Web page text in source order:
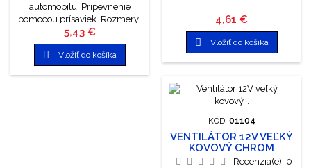
automobilu. Pripevnenie
pomocou prísaviek. Rozmery:
60 x 130 cm. Výrobca:
TWISTED WHISKERS
Cena
5,43 €
 Vložiť do košíka
Cena
4,61 €
 Vložiť do košíka
KÓD: 01104
VENTILÁTOR 12V VEĽKÝ
KOVOVÝ CHROM
Recenzia(e): 0